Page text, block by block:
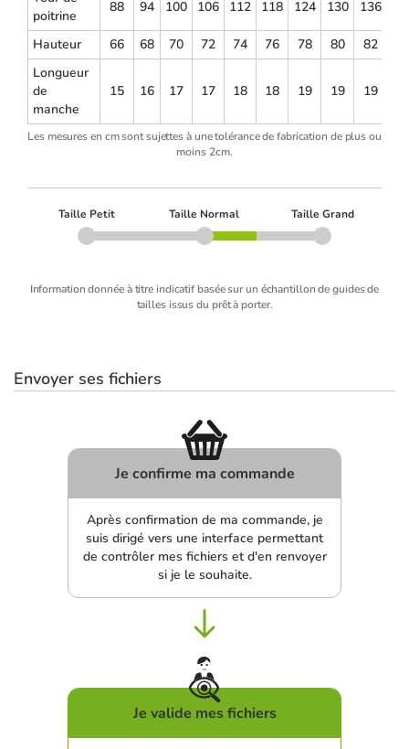
poitrine
88 94 100 106 112 118 124 130 136
Hauteur 66 68 70 72 74 76 78 80 82
Longueur
de
manche
15 16 17 17 18 18 19 19 19
Les mesures en cm sont sujettes à une tolérance de fabrication de plus ou
moins 2cm.
Taille Petit Taille Normal Taille Grand
Information donnée à titre indicatif basée sur un échantillon de guides de
tailles issus du prêt à porter.
Envoyer ses fichiers
Je confirme ma commande
Après confirmation de ma commande, je
suis dirigé vers une interface permettant
de contrôler mes fichiers et d'en renvoyer
si je le souhaite.
Je valide mes fichiers